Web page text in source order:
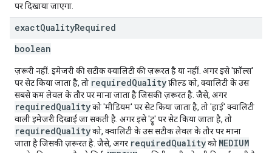
पर दिखाया जाएगा.
exactQualityRequired
boolean
ज़रूरी नहीं. इमेजरी की सटीक क्वालिटी की ज़रूरत है या नहीं. अगर इसे 'फ़ॉल्स'
पर सेट किया जाता है, तो requiredQualityफ़ील्ड को, क्वालिटी के उस
सबसे कम लेवल के तौर पर माना जाता है जिसकी ज़रूरत है. जैसे, अगर
requiredQualityको 'मीडियम' पर सेट किया जाता है, तो 'हाई' क्वालिटी
वाली इमेजरी दिखाई जा सकती है. अगर इसे 'ट्रू' पर सेट किया जाता है, तो
requiredQualityको, क्वालिटी के उस सटीक लेवल के तौर पर माना
जाता है जिसकी ज़रूरत है. जैसे, अगर requiredQualityको MEDIUM